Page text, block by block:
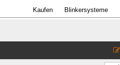
Kaufen Blinkersysteme